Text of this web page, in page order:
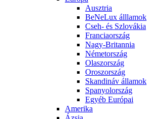
Ausztria
BeNeLux álllamok
Cseh- és Szlovákia
Franciaország
Nagy-Britannia
Németország
Olaszország
Oroszország
Skandináv államok
Spanyolország
Egyéb Európai
Amerika